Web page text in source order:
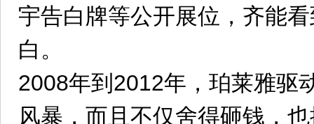
宇告白牌等公开展位，齐能
白。
2008年到2012年，珀莱雅驱
风暴，而且不仅舍得砸钱，